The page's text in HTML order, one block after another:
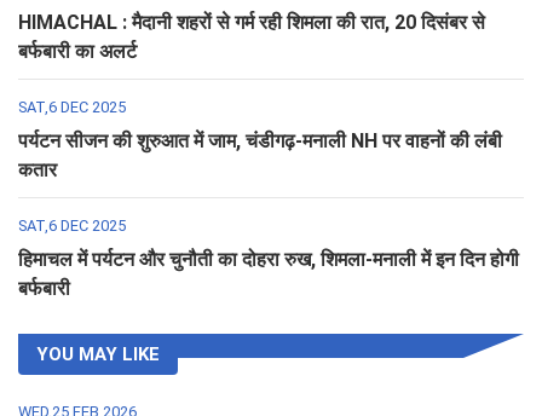
HIMACHAL : मैदानी शहरों से गर्म रही शिमला की रात, 20 दिसंबर से
बर्फबारी का अलर्ट
SAT,6 DEC 2025
पर्यटन सीजन की शुरुआत में जाम, चंडीगढ़-मनाली NH पर वाहनों की लंबी
कतार
SAT,6 DEC 2025
हिमाचल में पर्यटन और चुनौती का दोहरा रुख, शिमला-मनाली में इन दिन होगी
बर्फबारी
YOU MAY LIKE
WED,25 FEB 2026